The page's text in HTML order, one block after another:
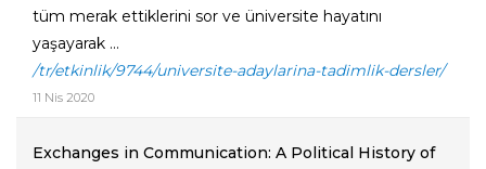
tüm merak ettiklerini sor ve üniversite hayatını
yaşayarak ...
/tr/etkinlik/9744/universite-adaylarina-tadimlik-dersler/
11 Nis 2020
Exchanges in Communication: A Political History of